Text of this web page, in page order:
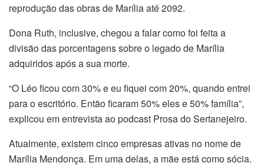
reprodução das obras de Marília até 2092.
Dona Ruth, inclusive, chegou a falar como foi feita a
divisão das porcentagens sobre o legado de Marília
adquiridos após a sua morte.
“O Léo ficou com 30% e eu fiquei com 20%, quando entrei
para o escritório. Então ficaram 50% eles e 50% família”,
explicou em entrevista ao podcast Prosa do Sertanejeiro.
Atualmente, existem cinco empresas ativas no nome de
Marília Mendonça. Em uma delas, a mãe está como sócia.